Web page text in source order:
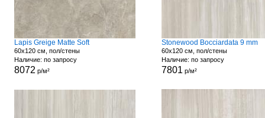
Lapis Greige Matte Soft
60x120 см, пол/стены
Наличие: по запросу
8072 р/м²
Stonewood Bocciardata 9 mm
60x120 см, пол/стены
Наличие: по запросу
7801 р/м²